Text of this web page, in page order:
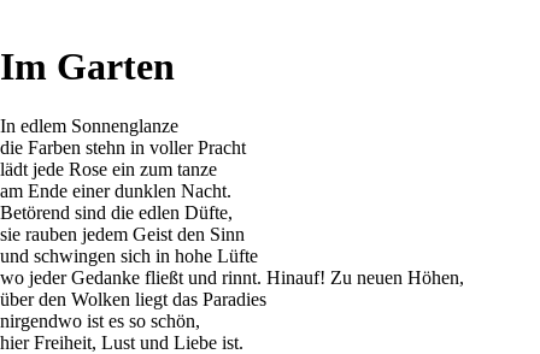
Im Garten
In edlem Sonnenglanze
die Farben stehn in voller Pracht
lädt jede Rose ein zum tanze
am Ende einer dunklen Nacht.
Betörend sind die edlen Düfte,
sie rauben jedem Geist den Sinn
und schwingen sich in hohe Lüfte
wo jeder Gedanke fließt und rinnt. Hinauf! Zu neuen Höhen,
über den Wolken liegt das Paradies
nirgendwo ist es so schön,
hier Freiheit, Lust und Liebe ist.